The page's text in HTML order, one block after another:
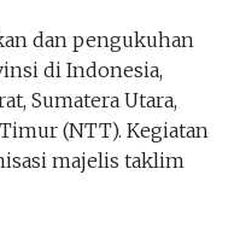
dan pengukuhan
di Indonesia,
Sumatera Utara,
(NTT). Kegiatan
majelis taklim